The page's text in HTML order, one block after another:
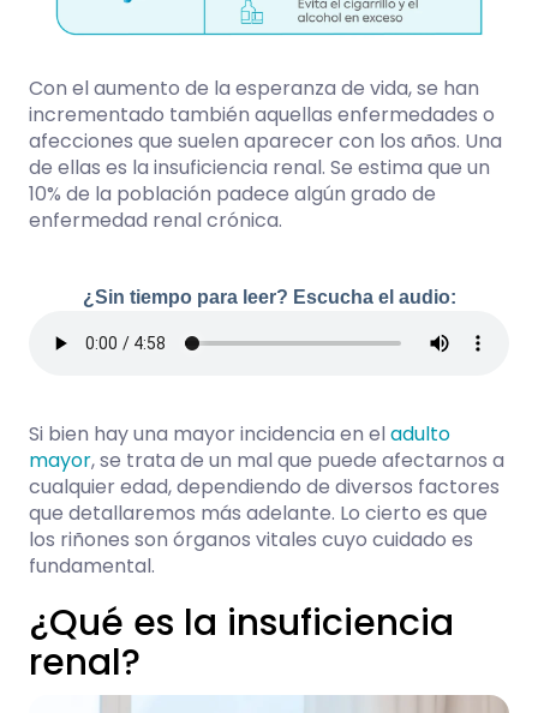
Con el aumento de la esperanza de vida, se han
incrementado también aquellas enfermedades o
afecciones que suelen aparecer con los años. Una
de ellas es la insuficiencia renal. Se estima que un
10% de la población padece algún grado de
enfermedad renal crónica.
¿Sin tiempo para leer? Escucha el audio:
Si bien hay una mayor incidencia en eladulto
mayor, se trata de un mal que puede afectarnos a
cualquier edad, dependiendo de diversos factores
que detallaremos más adelante. Lo cierto es que
los riñones son órganos vitales cuyo cuidado es
fundamental.
¿Qué es la insuficiencia
renal?